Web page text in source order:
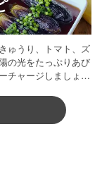
ゅうり、トマト、ズ
の光をたっぷりあび
チャージしましょう